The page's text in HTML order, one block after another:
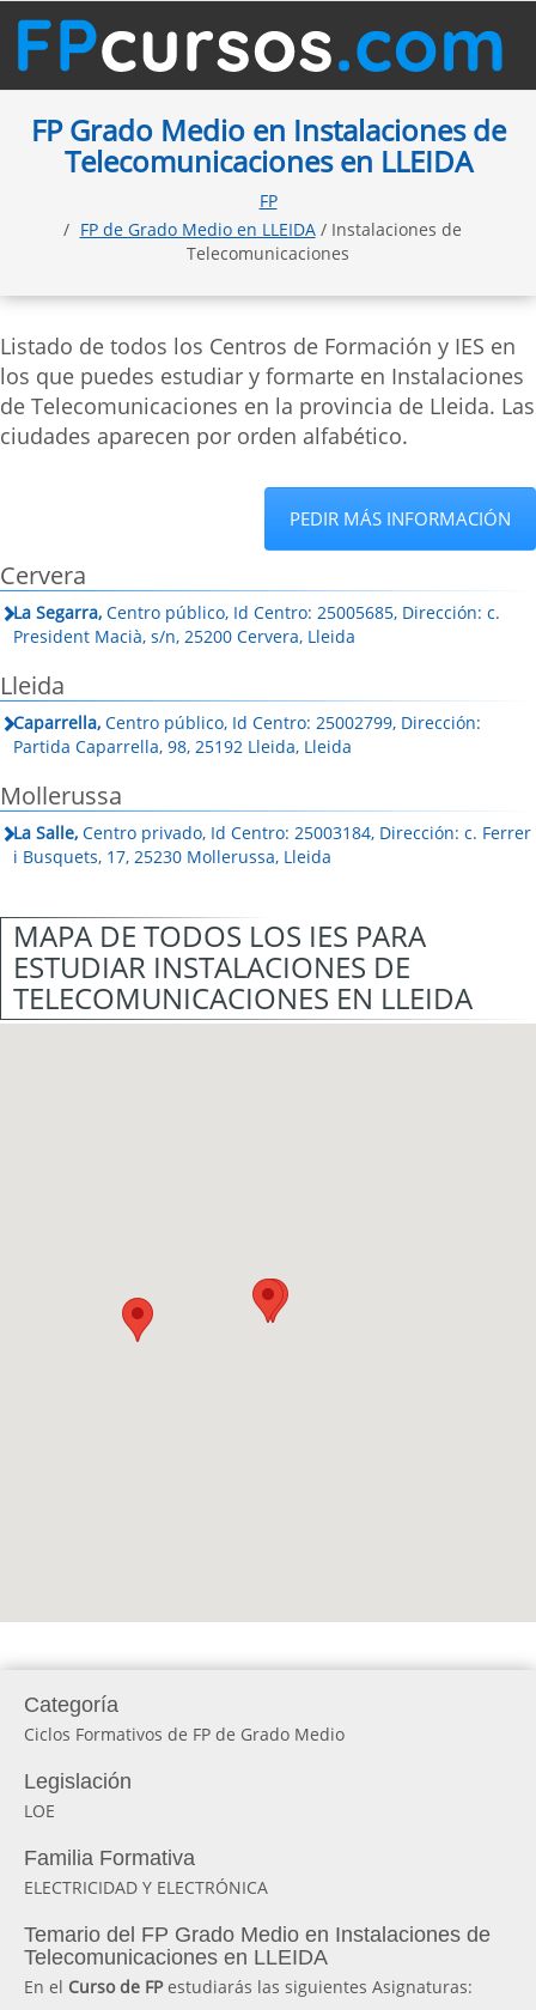
FP Grado Medio en Instalaciones de
Telecomunicaciones en LLEIDA
FP
FP de Grado Medio en LLEIDA/ Instalaciones de
Telecomunicaciones
Listado de todos los Centros de Formación y IES en
los que puedes estudiar y formarte en Instalaciones
de Telecomunicaciones en la provincia de Lleida. Las
ciudades aparecen por orden alfabético.
PEDIR MÁS INFORMACIÓN
Cervera
La Segarra, Centro público, Id Centro: 25005685, Dirección: c.
President Macià, s/n, 25200 Cervera, Lleida
Lleida
Caparrella, Centro público, Id Centro: 25002799, Dirección:
Partida Caparrella, 98, 25192 Lleida, Lleida
Mollerussa
La Salle, Centro privado, Id Centro: 25003184, Dirección: c. Ferrer
i Busquets, 17, 25230 Mollerussa, Lleida
MAPA DE TODOS LOS IES PARA
ESTUDIAR INSTALACIONES DE
TELECOMUNICACIONES EN LLEIDA
Categoría
Ciclos Formativos de FP de Grado Medio
Legislación
LOE
Familia Formativa
ELECTRICIDAD Y ELECTRÓNICA
Temario del FP Grado Medio en Instalaciones de
Telecomunicaciones en LLEIDA
En el Curso de FPestudiarás las siguientes Asignaturas: